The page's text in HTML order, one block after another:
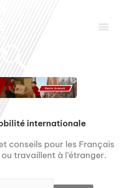
internationale
conseils pour les Français
travaillent à l’étranger.